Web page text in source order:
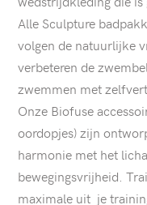
Alle Sculpture
volgen de natuurlijke
verbeteren de
zwemmen met
Onze Biofuse
oordopjes) zijn
harmonie met het
bewegingsvrijheid.
maximale uit je